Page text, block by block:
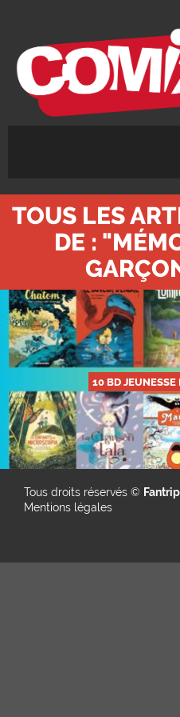
TOUS LES
DE :
10 BD JEUNESSE
Tous droits réservés ©
Mentions légales